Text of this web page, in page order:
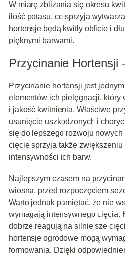
W miarę zbliżania się okresu
ilość potasu, co sprzyja
hortensje będą kwitły obficie i
pięknymi barwami.
Przycinanie Hortensji
Przycinanie hortensji jest
elementów ich pielęgnacji, który
i jakość kwitnienia. Właściwe
usunięcie uszkodzonych i
się do lepszego rozwoju nowych
cięcie sprzyja także
intensywności ich barw.
Najlepszym czasem na
wiosna, przed rozpoczęciem
Warto jednak pamiętać, że nie
wymagają intensywnego cięcia.
dobrze reagują na silniejsze
hortensje ogrodowe mogą
formowania. Dzięki